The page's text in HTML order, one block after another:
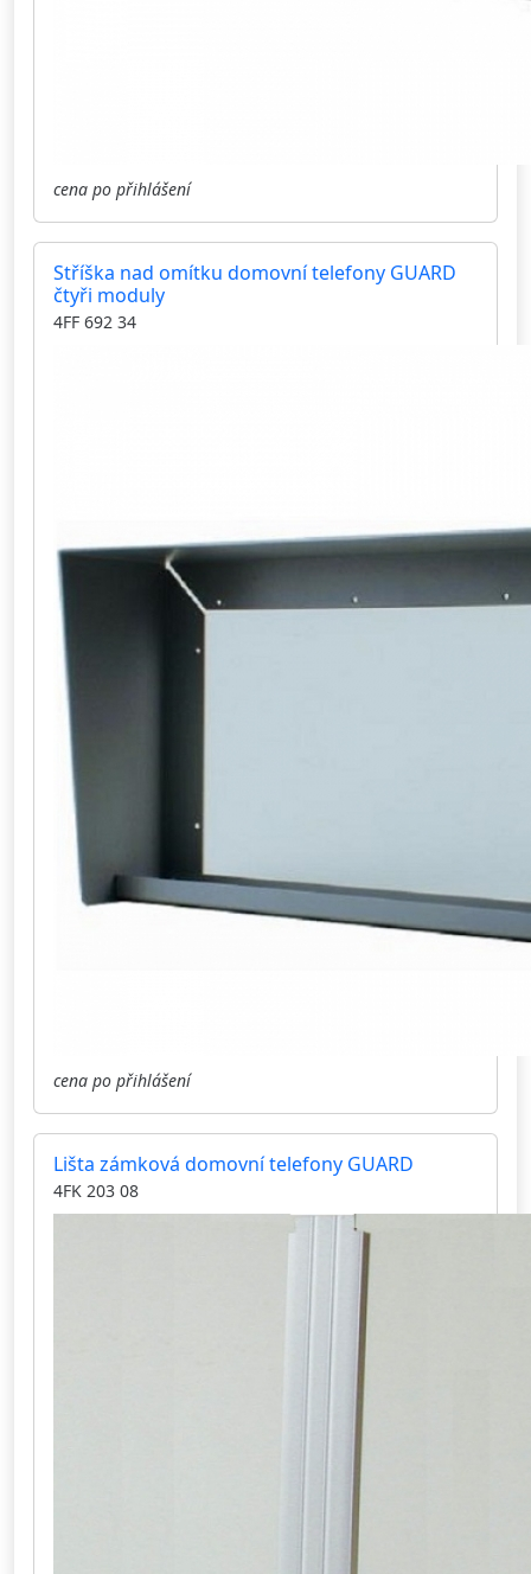
cena po přihlášení
Stříška nad omítku domovní telefony GUARD
čtyři moduly
4FF 692 34
cena po přihlášení
Lišta zámková domovní telefony GUARD
4FK 203 08